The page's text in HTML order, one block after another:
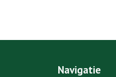
Navigatie